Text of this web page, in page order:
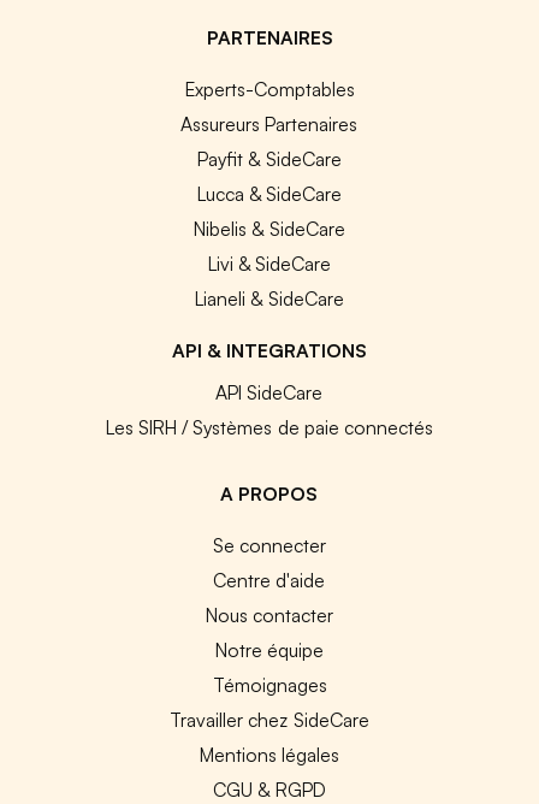
PARTENAIRES
Experts-Comptables
Assureurs Partenaires
Payfit & SideCare
Lucca & SideCare
Nibelis & SideCare
Livi & SideCare
Lianeli & SideCare
API & INTEGRATIONS
API SideCare
Les SIRH / Systèmes de paie connectés
A PROPOS
Se connecter
Centre d'aide
Nous contacter
Notre équipe
Témoignages
Travailler chez SideCare
Mentions légales
CGU & RGPD